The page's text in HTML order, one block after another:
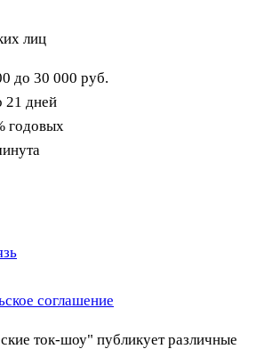
лиц
до 30 000 руб.
21 дней
годовых
соглашение
ток-шоу" публикует различные